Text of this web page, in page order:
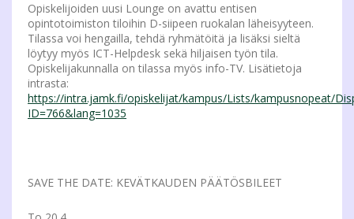
Opiskelijoiden uusi Lounge on avattu entisen
opintotoimiston tiloihin D-siipeen ruokalan läheisyyteen.
Tilassa voi hengailla, tehdä ryhmätöitä ja lisäksi sieltä
löytyy myös ICT-Helpdesk sekä hiljaisen työn tila.
Opiskelijakunnalla on tilassa myös info-TV. Lisätietoja
intrasta:
https://intra.jamk.fi/opiskelijat/kampus/Lists/kampusnopeat/
ID=766&lang=1035
SAVE THE DATE: KEVÄTKAUDEN PÄÄTÖSBILEET